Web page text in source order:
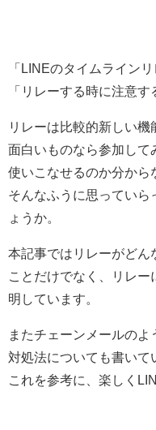
「LINEのタイムライン
「リレーする時に注意す
リレーは比較的新しい機
面白いものなら参加して
使いこなせるのか分から
そんなふうに思っていら
ょうか。
本記事ではリレーがどん
ことだけでなく、リレ
明しています。
またチェーンメールの
対処法についても書いて
これを参考に、楽しく